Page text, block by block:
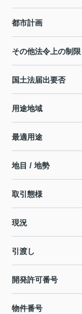
都市計画
その他法令上の制限
国土法届出要否
用途地域
最適用途
地目 / 地勢
取引態様
現況
引渡し
開発許可番号
物件番号